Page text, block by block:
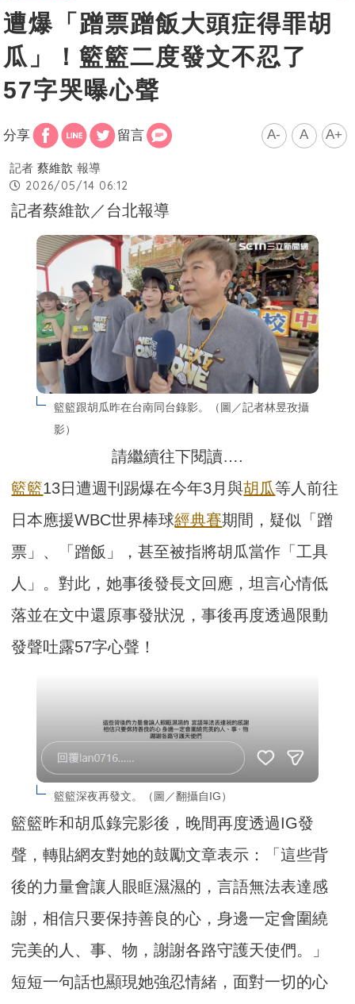
遭爆「蹭票蹭飯大頭症得罪胡
瓜」！籃籃二度發文不忍了
57字哭曝心聲
分享 留言 A- A A+
記者 蔡維歆 報導
2026/05/14 06:12
記者蔡維歆／台北報導
籃籃跟胡瓜昨在台南同台錄影。（圖／記者林昱孜攝
影）
請繼續往下閱讀….
籃籃13日遭週刊踢爆在今年3月與胡瓜等人前往
日本應援WBC世界棒球經典賽期間，疑似「蹭
票」、「蹭飯」，甚至被指將胡瓜當作「工具
人」。對此，她事後發長文回應，坦言心情低
落並在文中還原事發狀況，事後再度透過限動
發聲吐露57字心聲！
籃籃深夜再發文。（圖／翻攝自IG）
籃籃昨和胡瓜錄完影後，晚間再度透過IG發
聲，轉貼網友對她的鼓勵文章表示：「這些背
後的力量會讓人眼眶濕濕的，言語無法表達感
謝，相信只要保持善良的心，身邊一定會圍繞
完美的人、事、物，謝謝各路守護天使們。」
短短一句話也顯現她強忍情緒，面對一切的心